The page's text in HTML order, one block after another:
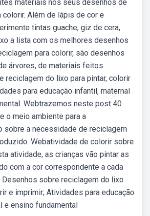
materiais nos seus desenhos de
colorir. Além de lápis de cor e
tintas guache, giz de cera,.
a lista com os melhores desenhos
para colorir, são desenhos
árvores, de materiais feitos.
reciclagem do lixo para pintar, colorir
para educação infantil, maternal
Webtrazemos neste post 40
o meio ambiente para a
sobre a necessidade de reciclagem
Webatividade de colorir sobre
atividade, as crianças vão pintar as
com a cor correspondente a cada
sobre reciclagem do lixo
e imprimir; Atividades para educação
e ensino fundamental